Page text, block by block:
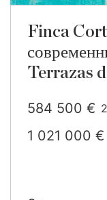
Finca
Terrazas
584 500 €
1 021 000 €